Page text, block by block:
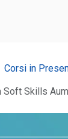
Corsi in
Soft Skills